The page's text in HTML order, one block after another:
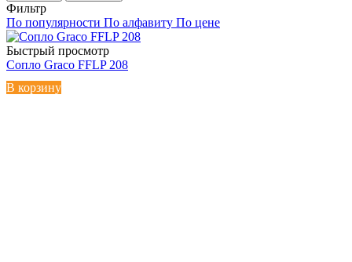
Фильтр
По популярности По алфавиту По цене
Быстрый просмотр
Сопло Graco FFLP 208
В корзину